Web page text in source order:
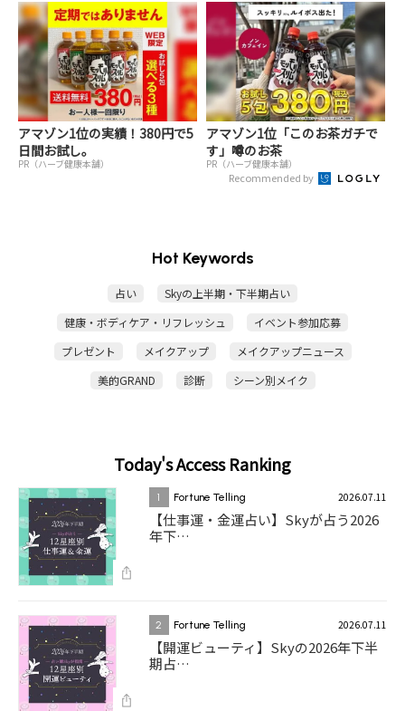
アマゾン1位の実績！380円で5
日間お試し。
PR（ハーブ健康本舗）
アマゾン1位「このお茶ガチで
す」噂のお茶
PR（ハーブ健康本舗）
Recommended by
Hot Keywords
占い
Skyの上半期・下半期占い
健康・ボディケア・リフレッシュ
イベント参加応募
プレゼント
メイクアップ
メイクアップニュース
美的GRAND
診断 シーン別メイク
Today's Access Ranking
1 Fortune Telling 2026.07.11
【仕事運・金運占い】Skyが占う2026
年下…
2 Fortune Telling 2026.07.11
【開運ビューティ】Skyの2026年下半
期占…